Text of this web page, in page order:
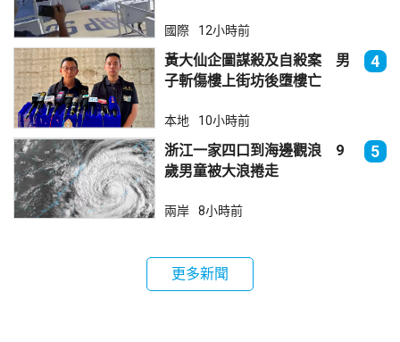
國際 12小時前
黃大仙企圖謀殺及自殺案 男
子斬傷樓上街坊後墮樓亡
4
本地 10小時前
浙江一家四口到海邊觀浪 9
歲男童被大浪捲走
5
兩岸 8小時前
更多新聞